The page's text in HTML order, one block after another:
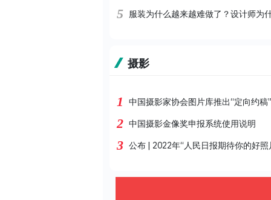
5 服装为什么越来越难做了？设计师为
摄影
1 中国摄影家协会图片库推出“定向约稿
2 中国摄影金像奖申报系统使用说明
3 公布 | 2022年“人民日报期待你的好